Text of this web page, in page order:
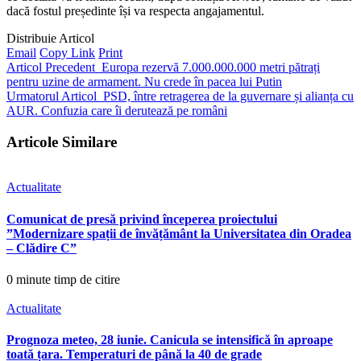
dacă fostul președinte își va respecta angajamentul.
Distribuie Articol
Email Copy Link Print
Articol Precedent Europa rezervă 7.000.000.000 metri pătrați
pentru uzine de armament. Nu crede în pacea lui Putin
Urmatorul Articol PSD, între retragerea de la guvernare și alianța cu
AUR. Confuzia care îi derutează pe români
Articole Similare
Actualitate
Comunicat de presă privind începerea proiectului
”Modernizare spații de învățământ la Universitatea din Oradea
– Clădire C”
0 minute timp de citire
Actualitate
Prognoza meteo, 28 iunie. Canicula se intensifică în aproape
toată țara. Temperaturi de până la 40 de grade